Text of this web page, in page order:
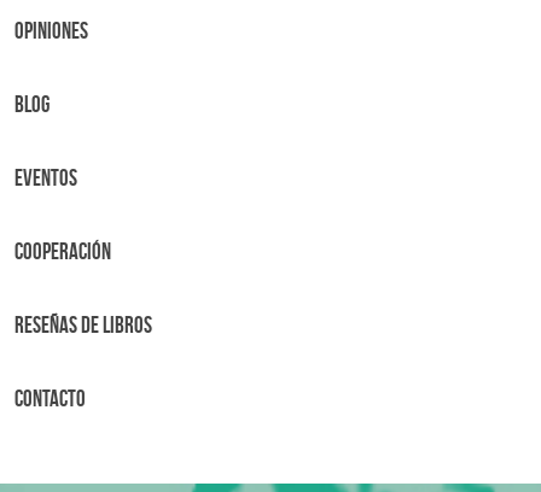
OPINIONES
BLOG
Eventos
Cooperación
Reseñas de libros
Contacto